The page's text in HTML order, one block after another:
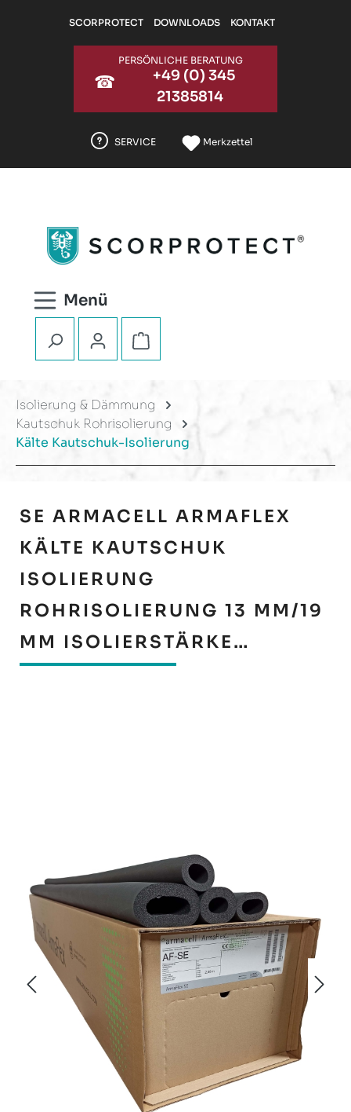
Zum Hauptinhalt springen
SCORPROTECT DOWNLOADS KONTAKT
☎
PERSÖNLICHE BERATUNG
+49 (0) 345
21385814
SERVICE Merkzettel
Warenkorb enthält 0
Isolierung & Dämmung
Kautschuk Rohrisolierung
Kälte Kautschuk-Isolierung
SE ARMACELL ARMAFLEX
KÄLTE KAUTSCHUK
ISOLIERUNG
ROHRISOLIERUNG 13 MM/19
MM ISOLIERSTÄRKE…